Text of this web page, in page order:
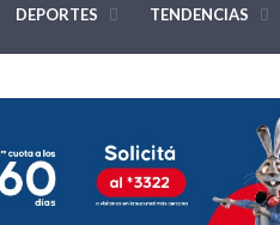
DEPORTES TENDENCIAS